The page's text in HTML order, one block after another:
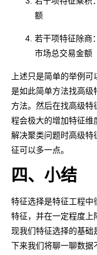
额
若干项特征除商
市场总交易金额
上述只是简单的举例
是如此简单方法找高级
方法。然后在找高级特
程会极大的增加特征维
解决聚类问题时高级特
征可以多一点。
四、小结
特征选择是特征工程中
特征，并在一定程度上
现我们特征选择的基础
下来我们将聊一聊数据